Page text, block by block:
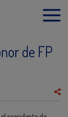
de FP